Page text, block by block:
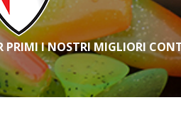
PRIMI I NOSTRI MIGLIORI